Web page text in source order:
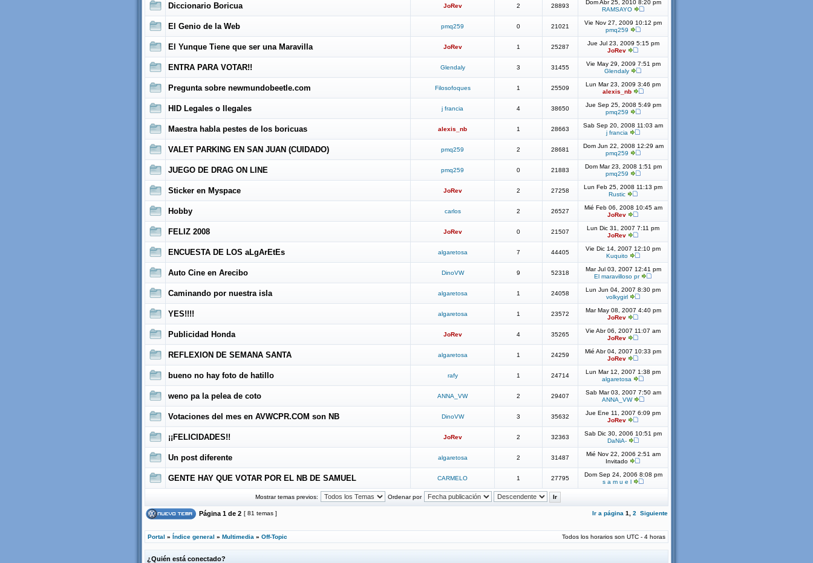
Diccionario Boricua JoRev 2 28893
Dom Abr 25, 2010 8:20 pm
RAMSAYO
El Genio de la Web pmq259 0 21021
Vie Nov 27, 2009 10:12 pm
pmq259
El Yunque Tiene que ser una Maravilla JoRev 1 25287
Jue Jul 23, 2009 5:15 pm
JoRev
ENTRA PARA VOTAR!! Glendaly 3 31455
Vie May 29, 2009 7:51 pm
Glendaly
Pregunta sobre newmundobeetle.com Filosofoques 1 25509
Lun Mar 23, 2009 3:46 pm
alexis_nb
HID Legales o Ilegales j francia 4 38650
Jue Sep 25, 2008 5:49 pm
pmq259
Maestra habla pestes de los boricuas alexis_nb 1 28663
Sab Sep 20, 2008 11:03 am
j francia
VALET PARKING EN SAN JUAN (CUIDADO) pmq259 2 28681
Dom Jun 22, 2008 12:29 am
pmq259
JUEGO DE DRAG ON LINE pmq259 0 21883
Dom Mar 23, 2008 1:51 pm
pmq259
Sticker en Myspace JoRev 2 27258
Lun Feb 25, 2008 11:13 pm
Rustic
Hobby carlos 2 26527
Mié Feb 06, 2008 10:45 am
JoRev
FELIZ 2008 JoRev 0 21507
Lun Dic 31, 2007 7:11 pm
JoRev
ENCUESTA DE LOS aLgArEtEs algaretosa 7 44405
Vie Dic 14, 2007 12:10 pm
Kuquito
Auto Cine en Arecibo DinoVW 9 52318
Mar Jul 03, 2007 12:41 pm
El maravilloso pr
Caminando por nuestra isla algaretosa 1 24058
Lun Jun 04, 2007 8:30 pm
volkygirl
YES!!!! algaretosa 1 23572
Mar May 08, 2007 4:40 pm
JoRev
Publicidad Honda JoRev 4 35265
Vie Abr 06, 2007 11:07 am
JoRev
REFLEXION DE SEMANA SANTA algaretosa 1 24259
Mié Abr 04, 2007 10:33 pm
JoRev
bueno no hay foto de hatillo rafy 1 24714
Lun Mar 12, 2007 1:38 pm
algaretosa
weno pa la pelea de coto ANNA_VW 2 29407
Sab Mar 03, 2007 7:50 am
ANNA_VW
Votaciones del mes en AVWCPR.COM son NB DinoVW 3 35632
Jue Ene 11, 2007 6:09 pm
JoRev
¡¡FELICIDADES!! JoRev 2 32363
Sab Dic 30, 2006 10:51 pm
DaNiA-
Un post diferente algaretosa 2 31487
Mié Nov 22, 2006 2:51 am
Invitado
GENTE HAY QUE VOTAR POR EL NB DE SAMUEL CARMELO 1 27795
Dom Sep 24, 2006 8:08 pm
s a m u e l
Mostrar temas previos: Ordenar por
Página 1 de 2 [ 81 temas ] Ir a página 1 2 Siguiente
Portal » Índice general » Multimedia » Off-Topic Todos los horarios son UTC - 4 horas
¿Quién está conectado?